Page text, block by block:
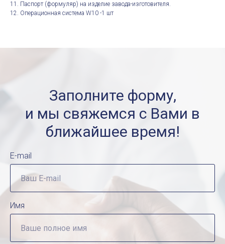
11. Паспорт (формуляр) на изделие завода-изготовителя.
12. Операционная система W10 -1 шт
Заполните форму,
и мы свяжемся с Вами в
ближайшее время!
E-mail
Имя